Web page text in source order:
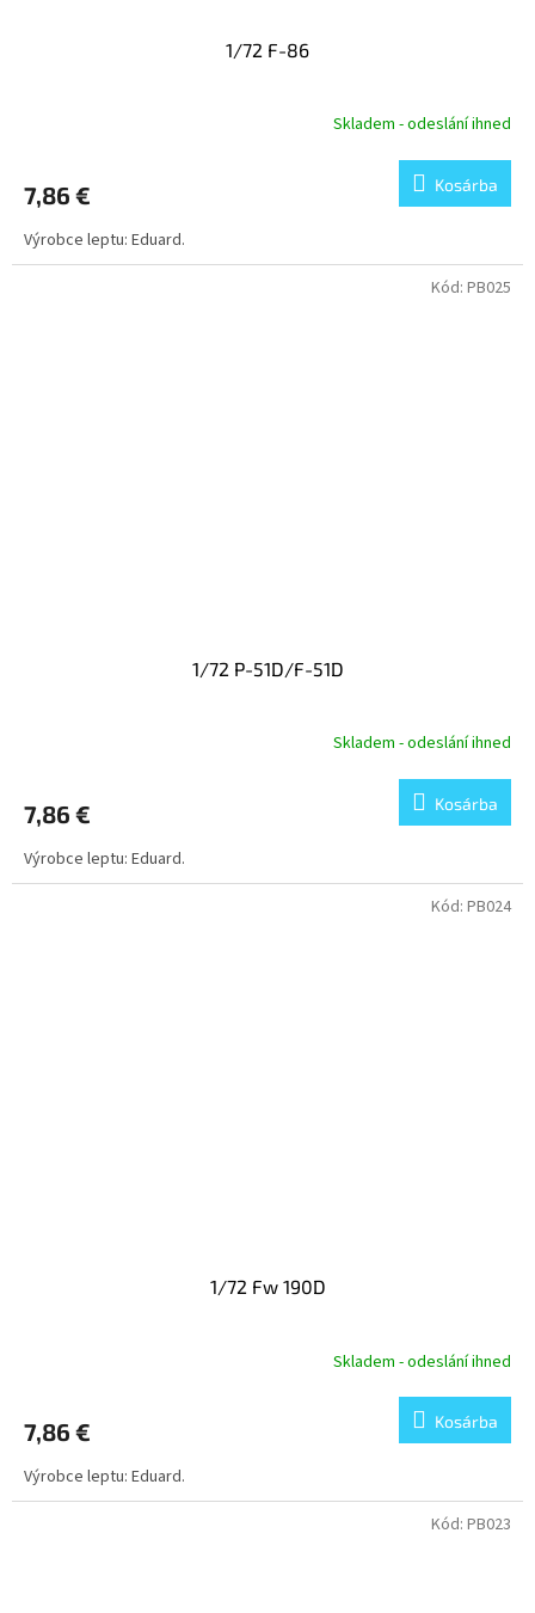
1/72 F-86
Skladem - odeslání ihned
7,86 € Kosárba
Výrobce leptu: Eduard.
1/72 P-51D/F-51D
Skladem - odeslání ihned
7,86 € Kosárba
Výrobce leptu: Eduard.
Kód: PB025
1/72 Fw 190D
Skladem - odeslání ihned
7,86 € Kosárba
Výrobce leptu: Eduard.
Kód: PB024
Kód: PB023